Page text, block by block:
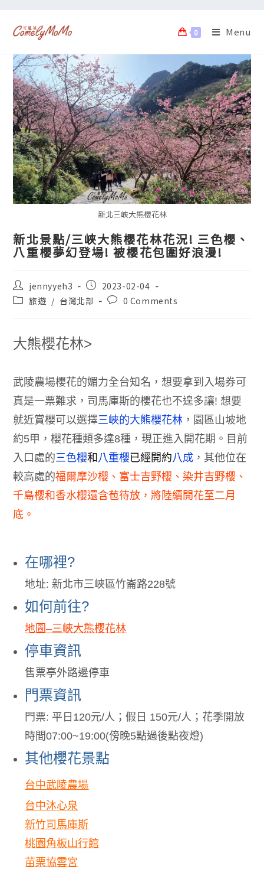
0 Menu
新北三峽大熊櫻花林
新北景點/三峽大熊櫻花林花況! 三色櫻、
八重櫻夢幻登場! 被櫻花包圍好浪漫!
jennyyeh3
2023-02-04
旅遊 / 台灣北部 0 Comments
大熊櫻花林>
武陵農場櫻花的媚力全台知名，想要拿到入場券可
真是一票難求，司馬庫斯的櫻花也不遑多讓!想要
就近賞櫻可以選擇三峽的大熊櫻花林 ， 園區山坡地
約5甲，櫻花種類多達8種 ，現正進入開花期 。 目前
入口處的三色櫻和 八重櫻已經開約八成 ，其他位在
較高處的福爾摩沙櫻、富士吉野櫻、染井吉野櫻、
千島櫻和香水櫻還含苞待放，將陸續開花至二月
底 。
在哪裡?
地址:新北市三峽區竹崙路228號
如何前往?
地圖–三峽大熊櫻花林
停車資訊
售票亭外路邊停車
門票資訊
門票: 平日 120元/人；假日 150元/人； 花季開放
時間07:00~19:00(傍晚5點過後點夜燈)
其他櫻花景點
台中武陵農場
台中沐心泉
新竹司馬庫斯
桃園角板山行館
苗栗協雲宮